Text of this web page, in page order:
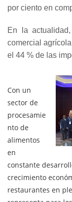
por ciento en
En la
comercial
el 44 % de las
Con un
sector de
procesamie
nto de
alimentos
en
constante
crecimiento
restaurantes en